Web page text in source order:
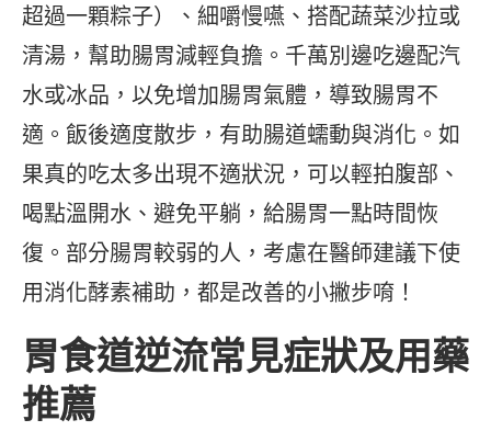
超過一顆粽子）、細嚼慢嚥、搭配蔬菜沙拉或
清湯，幫助腸胃減輕負擔。千萬別邊吃邊配汽
水或冰品，以免增加腸胃氣體，導致腸胃不
適。飯後適度散步，有助腸道蠕動與消化。如
果真的吃太多出現不適狀況，可以輕拍腹部、
喝點溫開水、避免平躺，給腸胃一點時間恢
復。部分腸胃較弱的人，考慮在醫師建議下使
用消化酵素補助，都是改善的小撇步唷！
胃食道逆流常見症狀及用藥
推薦